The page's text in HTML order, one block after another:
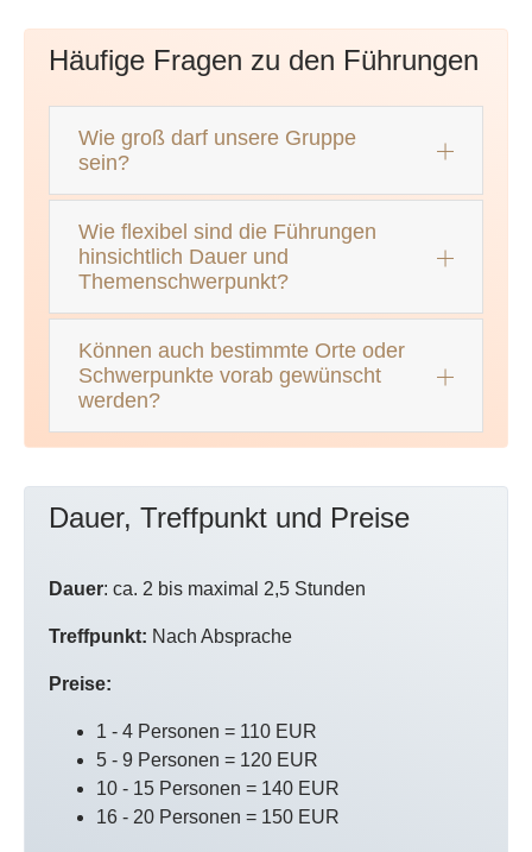
Häufige Fragen zu den Führungen
Wie groß darf unsere Gruppe
sein?
Wie flexibel sind die Führungen
hinsichtlich Dauer und
Themenschwerpunkt?
Können auch bestimmte Orte oder
Schwerpunkte vorab gewünscht
werden?
Dauer, Treffpunkt und Preise
Dauer: ca. 2 bis maximal 2,5 Stunden
Treffpunkt: Nach Absprache
Preise:
1 - 4 Personen = 110 EUR
5 - 9 Personen = 120 EUR
10 - 15 Personen = 140 EUR
16 - 20 Personen = 150 EUR